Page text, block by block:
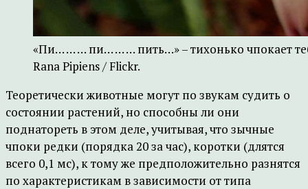
«Пи… … … пи… … … пить…» – тихонько чпокает
Rana Pipiens / Flickr.
Теоретически животные могут по звукам судить о
состоянии растений, но способны ли они
поднатореть в этом деле, учитывая, что зычные
чпоки редки (порядка 20 за час), коротки (длятся
всего 0,1 мс), к тому же предположительно разнятся
по характеристикам в зависимости от типа